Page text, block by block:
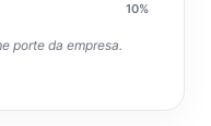
10%
porte da empresa.